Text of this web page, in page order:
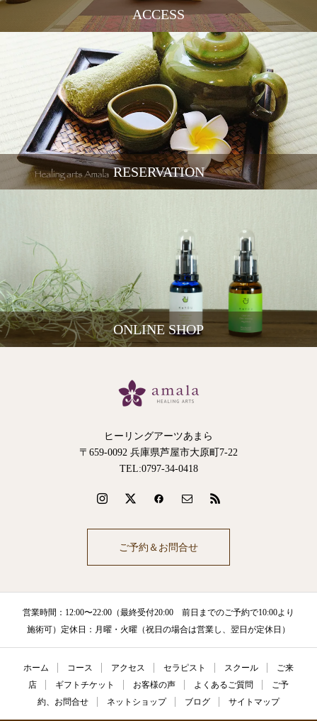
ACCESS
RESERVATION
ONLINE SHOP
ヒーリングアーツあまら
〒659-0092 兵庫県芦屋市大原町7-22
TEL:0797-34-0418
ご予約＆お問合せ
営業時間：12:00〜22:00（最終受付20:00 前日までのご予約で10:00より
施術可）定休日：月曜・火曜（祝日の場合は営業し、翌日が定休日）
ホーム コース アクセス セラピスト スクール
ご来
店
ギフトチケット お客様の声 よくあるご質問
ご予
約、お問合せ
ネットショップ ブログ サイトマップ